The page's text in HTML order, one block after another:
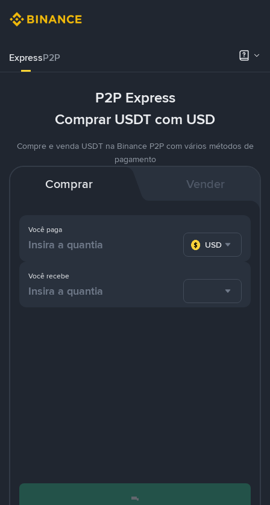
ExpressP2P
P2P Express
Comprar USDT com USD
Compre e venda USDT na Binance P2P com vários métodos de
pagamento
Comprar Vender
Você paga
USD
Você recebe